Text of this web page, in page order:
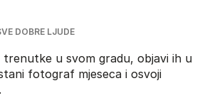
DOBRE LJUDE
trenutke u svom gradu, objavi ih u
fotograf mjeseca i osvoji